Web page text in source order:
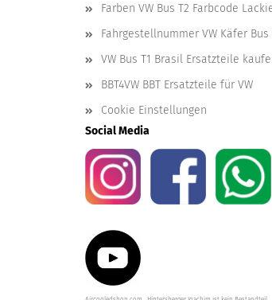
Farben VW Bus T2 Farbcode
Fahrgestellnummer VW Käfer Bus
VW Bus T1 Brasil Ersatzteile
BBT4VW BBT Ersatzteile für VW
Cookie Einstellungen
Social Media